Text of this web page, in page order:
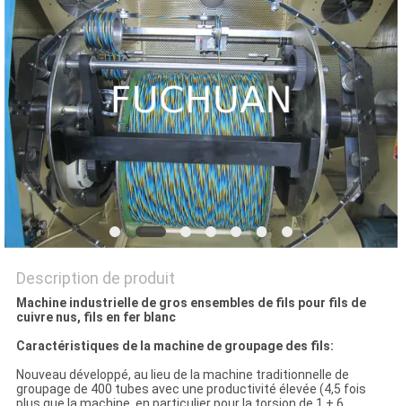
PLAN
DU
SITE
PRIVACY
POLICY
Description de produit
Machine industrielle de gros ensembles de fils pour fils de
cuivre nus, fils en fer blanc
Caractéristiques de la machine de groupage des fils:
Nouveau développé, au lieu de la machine traditionnelle de
groupage de 400 tubes avec une productivité élevée (4,5 fois